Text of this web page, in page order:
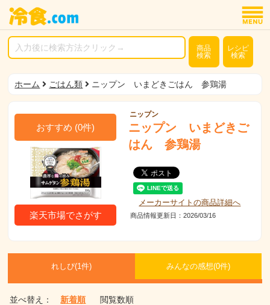
商品
検索
レシピ
検索
ホーム ごはん類 ニップン いまどきごはん 参鶏湯
おすすめ (0件)
楽天市場でさがす
ニップン
ニップン いまどきご
はん 参鶏湯
メーカーサイトの商品詳細へ
商品情報更新日：2026/03/16
れしぴ(1件) みんなの感想(0件)
並べ替え： 新着順 閲覧数順